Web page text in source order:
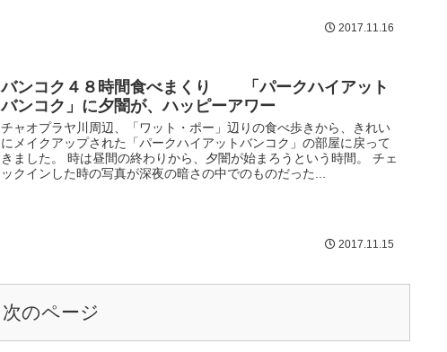
2017.11.16
バンコク４８時間食べまくり 「パークハイアット
バンコク」に夕闇が、ハッピーアワー
チャオプラヤ川周辺、「ワット・ポー」辺りの食べ歩きから、きれい
にメイクアップされた「パークハイアットバンコク」の部屋に戻って
きました。 時は昼間の終わりから、夕闇が始まろうという時間。 チェ
ックインした時の写真が深夜の暗さの中でのものだった...
2017.11.15
次のページ